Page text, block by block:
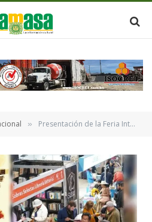
» Presentación de la Feria Internacional del Libro de El Alto